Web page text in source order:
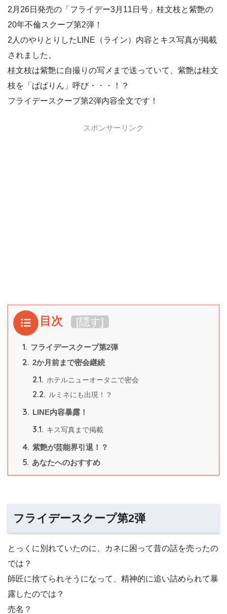
2月26日発売の「フライデー3月11日号」桂文枝と紫艶の
20年不倫スクープ第2弾！
2人のやりとりしたLINE（ライン）内容とキス写真が掲載
されました。
桂文枝は紫艶に自撮りの写メまで送っていて、紫艶は桂文
枝を「ぱぱりん」呼び・・・！？
フライデースクープ第2弾内容全文です！
スポンサーリンク
目次 [隠す]
1. フライデースクープ第2弾
2. 2か月前まで密会継続
2.1. ホテルニューオータニで密会
2.2. ルミネにも出現！？
3. LINE内容暴露！
3.1. キス写真まで掲載
4. 紫艶が芸能界引退！？
5. あなたへのおすすめ
フライデースクープ第2弾
とっくに別れていたのに、カネに困って昔の話を売ったの
では？
師匠に捨てられそうになって、精神的に追い詰められて暴
露したのでは？
売名？